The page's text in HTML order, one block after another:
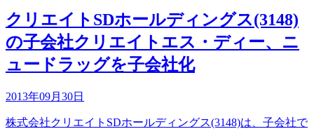
クリエイトSDホールディングス(3148)
の子会社クリエイトエス・ディー、ニ
ュードラッグを子会社化
2013年09月30日
株式会社クリエイトSDホールディングス(3148)は、子会社で